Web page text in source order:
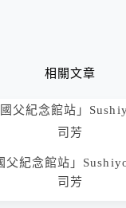
相關文章
父紀念館站」
司芳